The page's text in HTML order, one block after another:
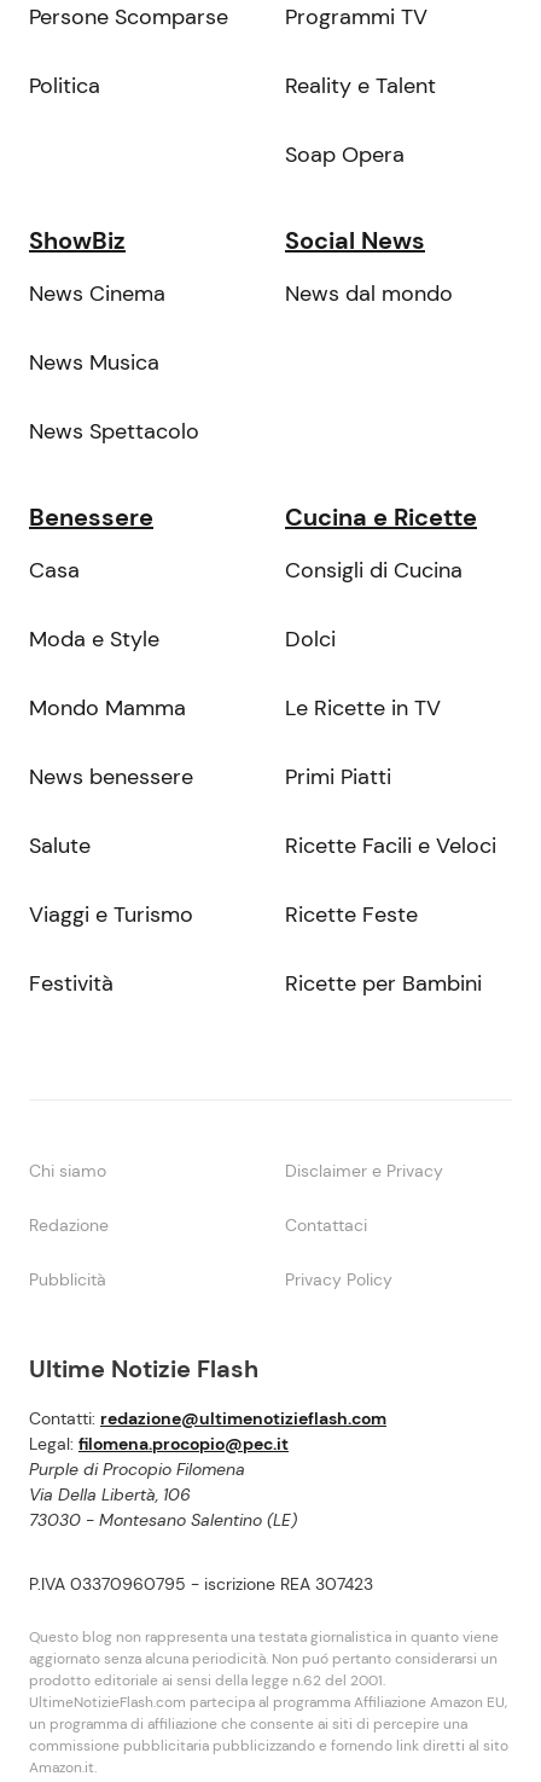
Ultime Notizie Flash
Contatti: redazione@ultimenotizieflash.com
Legal: filomena.procopio@pec.it
Purple di Procopio Filomena
Via Della Libertà, 106
73030 - Montesano Salentino (LE)
P.IVA 03370960795 - iscrizione REA 307423
Questo blog non rappresenta una testata giornalistica in quanto viene
aggiornato senza alcuna periodicità. Non puó pertanto considerarsi un
prodotto editoriale ai sensi della legge n.62 del 2001.
UltimeNotizieFlash.com partecipa al programma Affiliazione Amazon EU,
un programma di affiliazione che consente ai siti di percepire una
commissione pubblicitaria pubblicizzando e fornendo link diretti al sito
Amazon.it.
Persone Scomparse
Politica
Programmi TV
Reality e Talent
Soap Opera
ShowBiz
News Cinema
News Musica
News Spettacolo
Social News
News dal mondo
Benessere
Casa
Moda e Style
Mondo Mamma
News benessere
Salute
Viaggi e Turismo
Festività
Cucina e Ricette
Consigli di Cucina
Dolci
Le Ricette in TV
Primi Piatti
Ricette Facili e Veloci
Ricette Feste
Ricette per Bambini
Chi siamo Disclaimer e Privacy
Redazione Contattaci
Pubblicità Privacy Policy